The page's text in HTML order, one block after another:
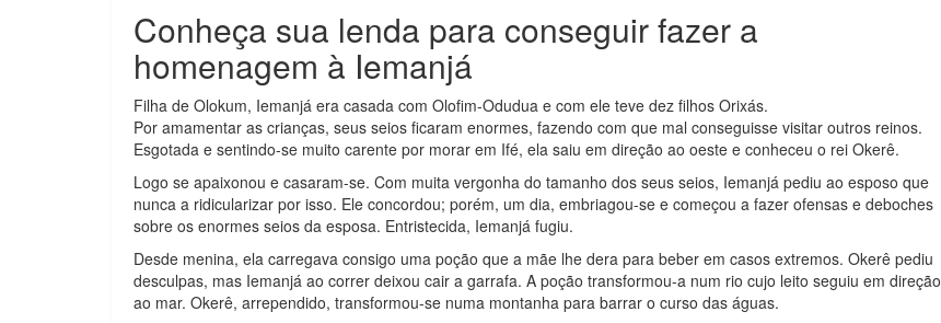
Conheça sua lenda para conseguir fazer a
homenagem à Iemanjá
Filha de Olokum, Iemanjá era casada com Olofim-Odudua e com ele teve dez filhos Orixás.
Por amamentar as crianças, seus seios ficaram enormes, fazendo com que mal conseguisse visitar outros reinos.
Esgotada e sentindo-se muito carente por morar em Ifé, ela saiu em direção ao oeste e conheceu o rei Okerê.
Logo se apaixonou e casaram-se. Com muita vergonha do tamanho dos seus seios, Iemanjá pediu ao esposo que
nunca a ridicularizar por isso. Ele concordou; porém, um dia, embriagou-se e começou a fazer ofensas e deboches
sobre os enormes seios da esposa. Entristecida, Iemanjá fugiu.
Desde menina, ela carregava consigo uma poção que a mãe lhe dera para beber em casos extremos. Okerê pediu
desculpas, mas Iemanjá ao correr deixou cair a garrafa. A poção transformou-a num rio cujo leito seguiu em direção
ao mar. Okerê, arrependido, transformou-se numa montanha para barrar o curso das águas.